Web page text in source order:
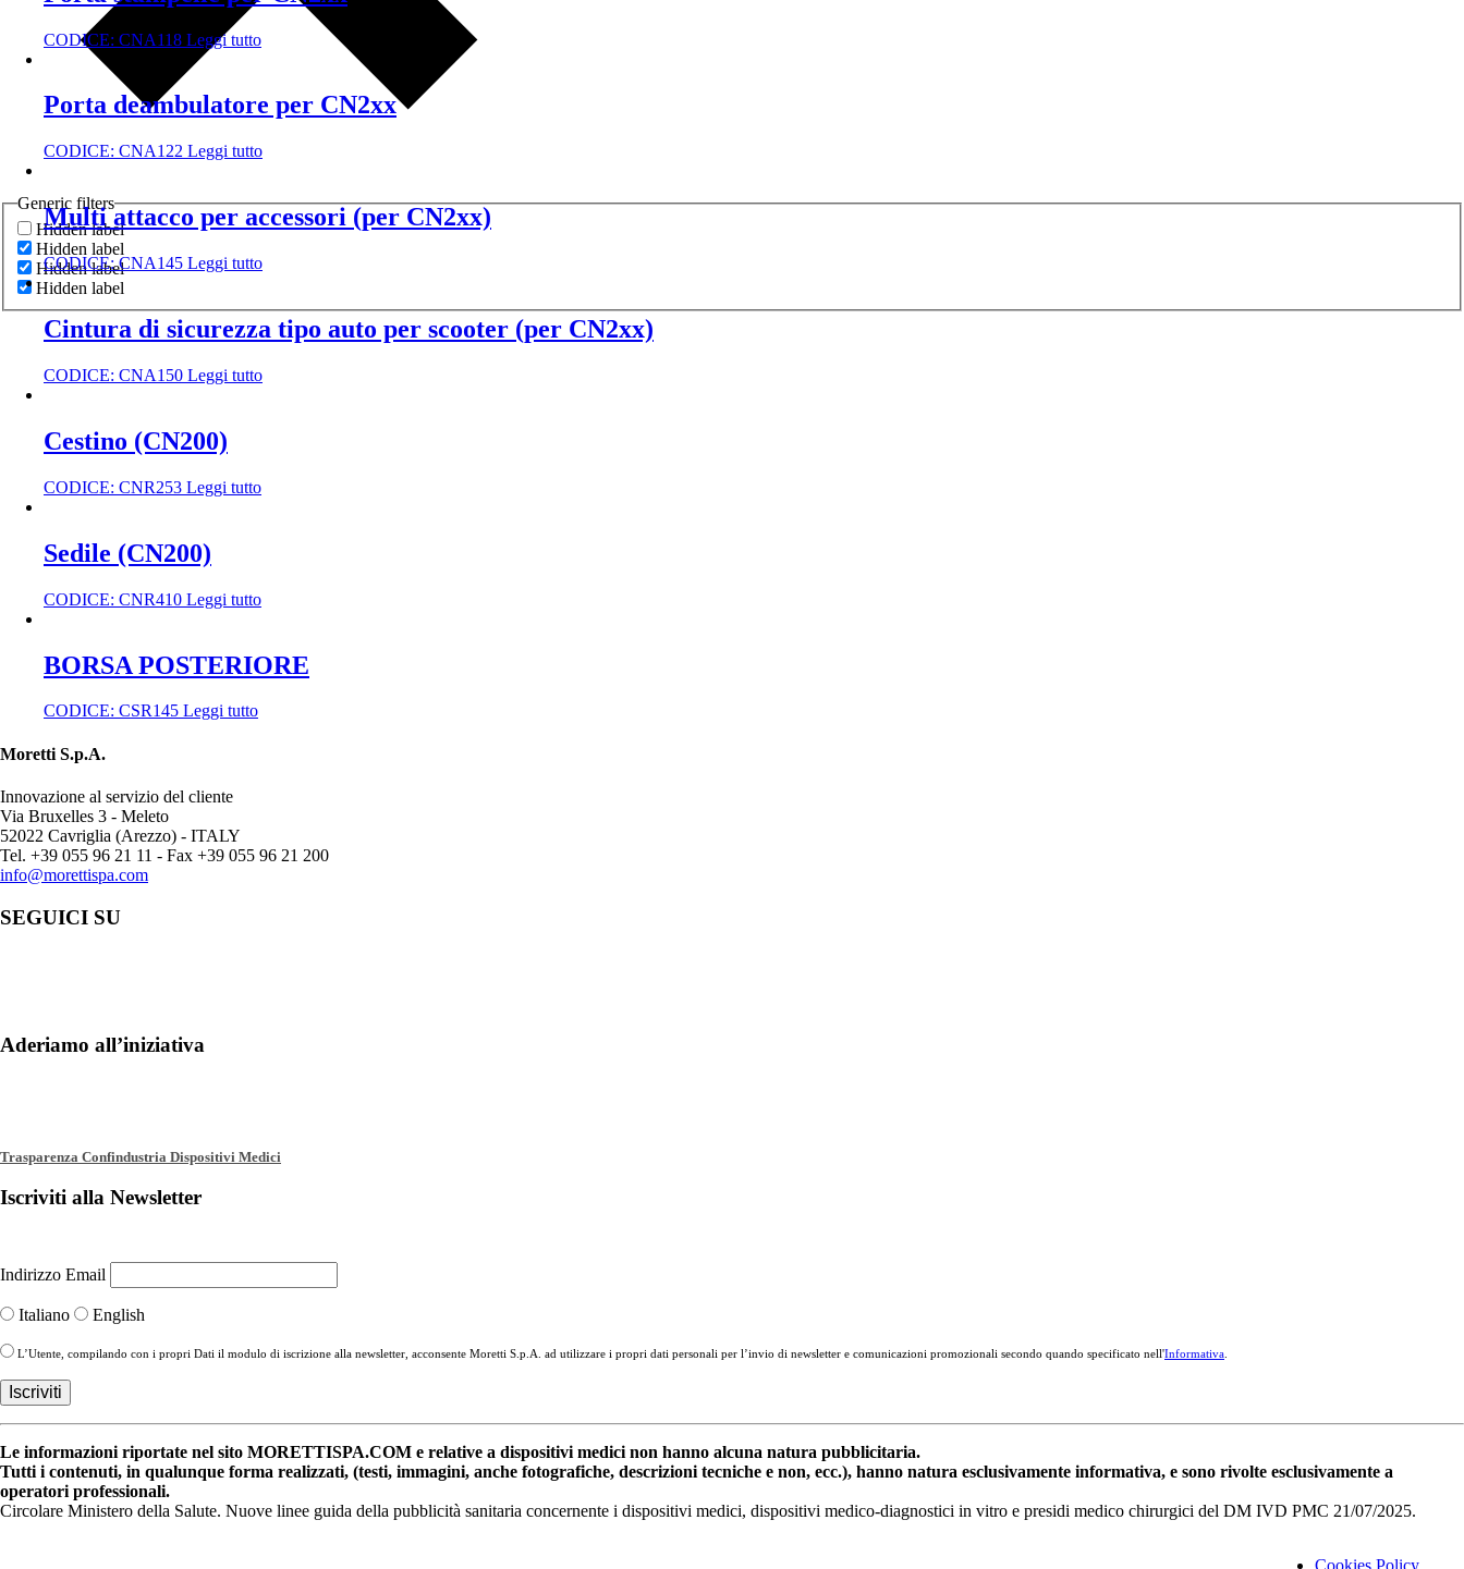
Generic filters
Hidden label
Hidden label
Hidden label
Hidden label
CODICE: CNA118 Leggi tutto
Porta deambulatore per CN2xx
CODICE: CNA122 Leggi tutto
Multi attacco per accessori (per CN2xx)
CODICE:CNA145 Leggi tutto
Cintura di sicurezza tipo auto per scooter (per CN2xx)
CODICE: CNA150 Leggi tutto
Cestino (CN200)
CODICE: CNR253 Leggi tutto
Sedile (CN200)
CODICE: CNR410 Leggi tutto
BORSA POSTERIORE
CODICE: CSR145 Leggi tutto
Moretti S.p.A.
Innovazione al servizio del cliente
Via Bruxelles 3 - Meleto
52022 Cavriglia (Arezzo) - ITALY
Tel. +39 055 96 21 11 - Fax +39 055 96 21 200
info@morettispa.com
SEGUICI SU
Aderiamo all’iniziativa
Trasparenza Confindustria Dispositivi Medici
Iscriviti alla Newsletter
Indirizzo Email
Italiano English
L’Utente, compilando con i propri Dati il modulo di iscrizione alla newsletter, acconsente Moretti S.p.A. ad utilizzare i propri dati personali per l’invio di newsletter e comunicazioni promozionali secondo quando specificato nell'Informativa
Le informazioni riportate nel sito MORETTISPA.COM e relative a dispositivi medici non hanno alcuna natura pubblicitaria.
Tutti i contenuti, in qualunque forma realizzati, (testi, immagini, anche fotografiche, descrizioni tecniche e non, ecc.), hanno natura esclusivamente informativa, e sono rivolte esclusivamente a
operatori professionali.
Circolare Ministero della Salute. Nuove linee guida della pubblicità sanitaria concernente i dispositivi medici, dispositivi medico-diagnostici in vitro e presidi medico chirurgici del DM IVD PMC 21/07/2025.
Cookies Policy